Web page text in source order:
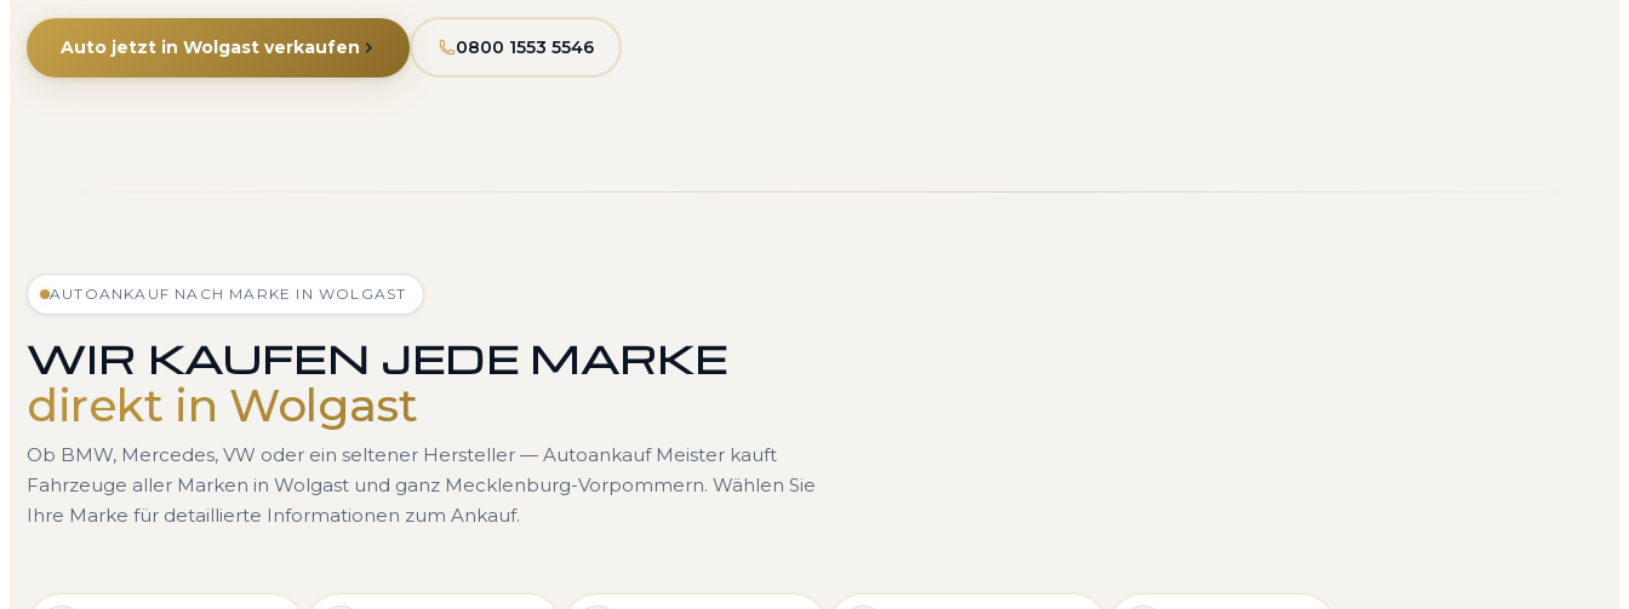
Auto jetzt in Wolgast verkaufen 0800 1553 5546
AUTOANKAUF NACH MARKE IN WOLGAST
WIR KAUFEN JEDE MARKE
direkt in Wolgast
Ob BMW, Mercedes, VW oder ein seltener Hersteller — Autoankauf Meister kauft
Fahrzeuge aller Marken in Wolgast und ganz Mecklenburg-Vorpommern. Wählen Sie
Ihre Marke für detaillierte Informationen zum Ankauf.